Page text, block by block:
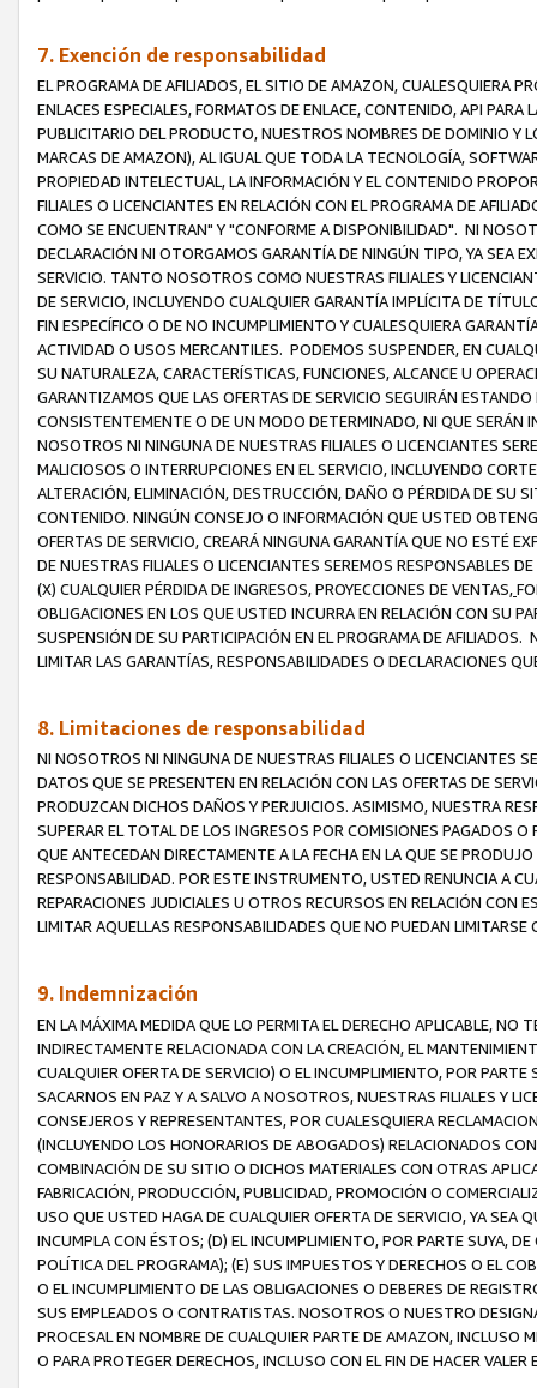
7. Exención de responsabilidad
EL PROGRAMA DE AFILIADOS, EL SITIO DE AMAZON, CUALESQUIERA
ENLACES ESPECIALES, FORMATOS DE ENLACE, CONTENIDO, API
PUBLICITARIO DEL PRODUCTO, NUESTROS NOMBRES DE DOMINIO Y
MARCAS DE AMAZON), AL IGUAL QUE TODA LA TECNOLOGÍA,
PROPIEDAD INTELECTUAL, LA INFORMACIÓN Y EL CONTENIDO
FILIALES O LICENCIANTES EN RELACIÓN CON EL PROGRAMA DE
COMO SE ENCUENTRAN" Y "CONFORME A DISPONIBILIDAD". NI
DECLARACIÓN NI OTORGAMOS GARANTÍA DE NINGÚN TIPO, YA SEA
SERVICIO. TANTO NOSOTROS COMO NUESTRAS FILIALES Y
DE SERVICIO, INCLUYENDO CUALQUIER GARANTÍA IMPLÍCITA DE
FIN ESPECÍFICO O DE NO INCUMPLIMIENTO Y CUALESQUIERA
ACTIVIDAD O USOS MERCANTILES. PODEMOS SUSPENDER, EN
SU NATURALEZA, CARACTERÍSTICAS, FUNCIONES, ALCANCE U
GARANTIZAMOS QUE LAS OFERTAS DE SERVICIO SEGUIRÁN
CONSISTENTEMENTE O DE UN MODO DETERMINADO, NI QUE SERÁN
NOSOTROS NI NINGUNA DE NUESTRAS FILIALES O LICENCIANTES
MALICIOSOS O INTERRUPCIONES EN EL SERVICIO, INCLUYENDO
ALTERACIÓN, ELIMINACIÓN, DESTRUCCIÓN, DAÑO O PÉRDIDA DE SU
CONTENIDO. NINGÚN CONSEJO O INFORMACIÓN QUE USTED
OFERTAS DE SERVICIO, CREARÁ NINGUNA GARANTÍA QUE NO ESTÉ
DE NUESTRAS FILIALES O LICENCIANTES SEREMOS RESPONSABLES
(X) CUALQUIER PÉRDIDA DE INGRESOS, PROYECCIONES DE VENTAS,
OBLIGACIONES EN LOS QUE USTED INCURRA EN RELACIÓN CON SU
SUSPENSIÓN DE SU PARTICIPACIÓN EN EL PROGRAMA DE
LIMITAR LAS GARANTÍAS, RESPONSABILIDADES O DECLARACIONES
8. Limitaciones de responsabilidad
NI NOSOTROS NI NINGUNA DE NUESTRAS FILIALES O LICENCIANTES
DATOS QUE SE PRESENTEN EN RELACIÓN CON LAS OFERTAS DE
PRODUZCAN DICHOS DAÑOS Y PERJUICIOS. ASIMISMO, NUESTRA
SUPERAR EL TOTAL DE LOS INGRESOS POR COMISIONES PAGADOS
QUE ANTECEDAN DIRECTAMENTE A LA FECHA EN LA QUE SE
RESPONSABILIDAD. POR ESTE INSTRUMENTO, USTED RENUNCIA A
REPARACIONES JUDICIALES U OTROS RECURSOS EN RELACIÓN CON
LIMITAR AQUELLAS RESPONSABILIDADES QUE NO PUEDAN LIMITARSE
9. Indemnización
EN LA MÁXIMA MEDIDA QUE LO PERMITA EL DERECHO APLICABLE,
INDIRECTAMENTE RELACIONADA CON LA CREACIÓN, EL
CUALQUIER OFERTA DE SERVICIO) O EL INCUMPLIMIENTO, POR
SACARNOS EN PAZ Y A SALVO A NOSOTROS, NUESTRAS FILIALES Y
CONSEJEROS Y REPRESENTANTES, POR CUALESQUIERA
(INCLUYENDO LOS HONORARIOS DE ABOGADOS) RELACIONADOS
COMBINACIÓN DE SU SITIO O DICHOS MATERIALES CON OTRAS
FABRICACIÓN, PRODUCCIÓN, PUBLICIDAD, PROMOCIÓN O
USO QUE USTED HAGA DE CUALQUIER OFERTA DE SERVICIO, YA SEA
INCUMPLA CON ÉSTOS; (D) EL INCUMPLIMIENTO, POR PARTE SUYA,
POLÍTICA DEL PROGRAMA); (E) SUS IMPUESTOS Y DERECHOS O EL
O EL INCUMPLIMIENTO DE LAS OBLIGACIONES O DEBERES DE
SUS EMPLEADOS O CONTRATISTAS. NOSOTROS O NUESTRO
PROCESAL EN NOMBRE DE CUALQUIER PARTE DE AMAZON, INCLUSO
O PARA PROTEGER DERECHOS, INCLUSO CON EL FIN DE HACER VALER